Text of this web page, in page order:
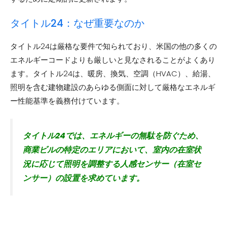
タイトル24：なぜ重要なのか
タイトル24は厳格な要件で知られており、米国の他の多くの
エネルギーコードよりも厳しいと見なされることがよくあり
ます。タイトル24は、暖房、換気、空調（HVAC）、給湯、
照明を含む建物建設のあらゆる側面に対して厳格なエネルギ
ー性能基準を義務付けています。
タイトル24では、エネルギーの無駄を防ぐため、
商業ビルの特定のエリアにおいて、室内の在室状
況に応じて照明を調整する人感センサー（在室セ
ンサー）の設置を求めています。